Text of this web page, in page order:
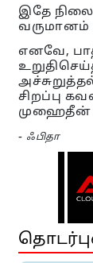
இதே
வருமானம்
எனவே,
சிறப்பு
முஹைதீன்
- ஃபிதா